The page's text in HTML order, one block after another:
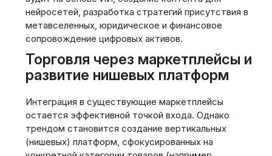
нейросетей, разработка стратегий присутствия в
метавселенных, юридическое и финансовое
сопровождение цифровых активов.
Торговля через маркетплейсы и
развитие нишевых платформ
Интеграция в существующие маркетплейсы
остается эффективной точкой входа. Однако
трендом становится создание вертикальных
(нишевых) платформ, сфокусированных на